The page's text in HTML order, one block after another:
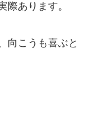
際あります。
向こうも喜ぶと